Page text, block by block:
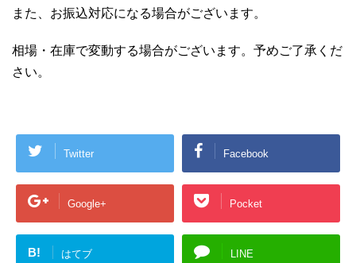
また、お振込対応になる場合がございます。
相場・在庫で変動する場合がございます。予めご了承くだ
さい。
Twitter Facebook
Google+ Pocket
B! はてブ LINE